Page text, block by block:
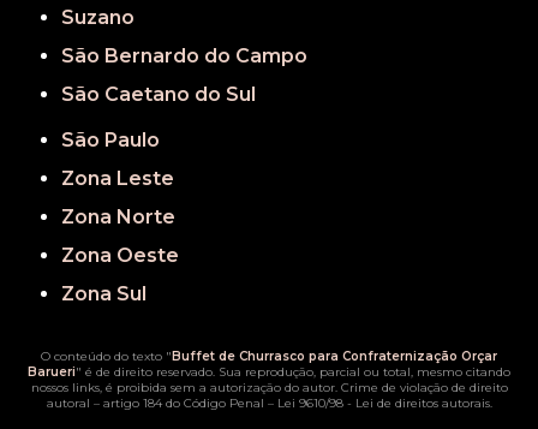
Suzano
São Bernardo do Campo
São Caetano do Sul
São Paulo
Zona Leste
Zona Norte
Zona Oeste
Zona Sul
O conteúdo do texto "Buffet de Churrasco para Confraternização Orçar
Barueri" é de direito reservado. Sua reprodução, parcial ou total, mesmo citando
nossos links, é proibida sem a autorização do autor. Crime de violação de direito
autoral – artigo 184 do Código Penal – Lei 9610/98 - Lei de direitos autorais.